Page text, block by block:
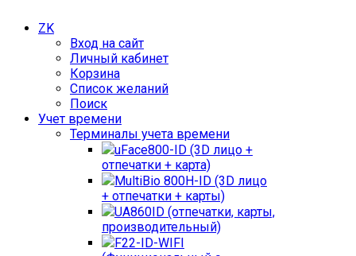
ZK
Вход на сайт
Личный кабинет
Корзина
Список желаний
Поиск
Учет времени
Терминалы учета времени
uFace800-ID (3D лицо +
отпечатки + карта)
MultiBio 800H-ID (3D лицо
+ отпечатки + карты)
UA860ID (отпечатки, карты,
производительный)
F22-ID-WIFI